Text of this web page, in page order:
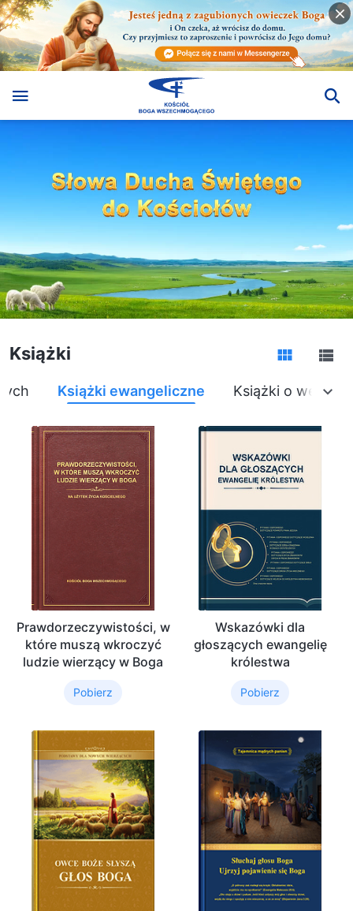
Książki
Książki ewangeliczne Książki o wejściu
Prawdorzeczywistości, w
które muszą wkroczyć
ludzie wierzący w Boga
Pobierz
Wskazówki dla
głoszących ewangelię
królestwa
Pobierz